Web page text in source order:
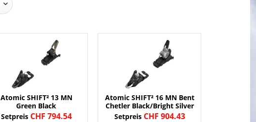
Atomic SHIFT² 13 MN
Green Black
Setpreis CHF 794.54
Atomic SHIFT² 16 MN Bent
Chetler Black/Bright Silver
Setpreis CHF 904.43